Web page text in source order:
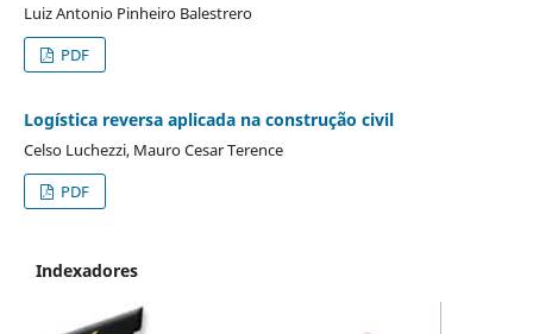
Luiz Antonio Pinheiro Balestrero
PDF
Logística reversa aplicada na construção civil
Celso Luchezzi, Mauro Cesar Terence
PDF
Indexadores